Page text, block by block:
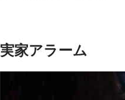
実家アラーム